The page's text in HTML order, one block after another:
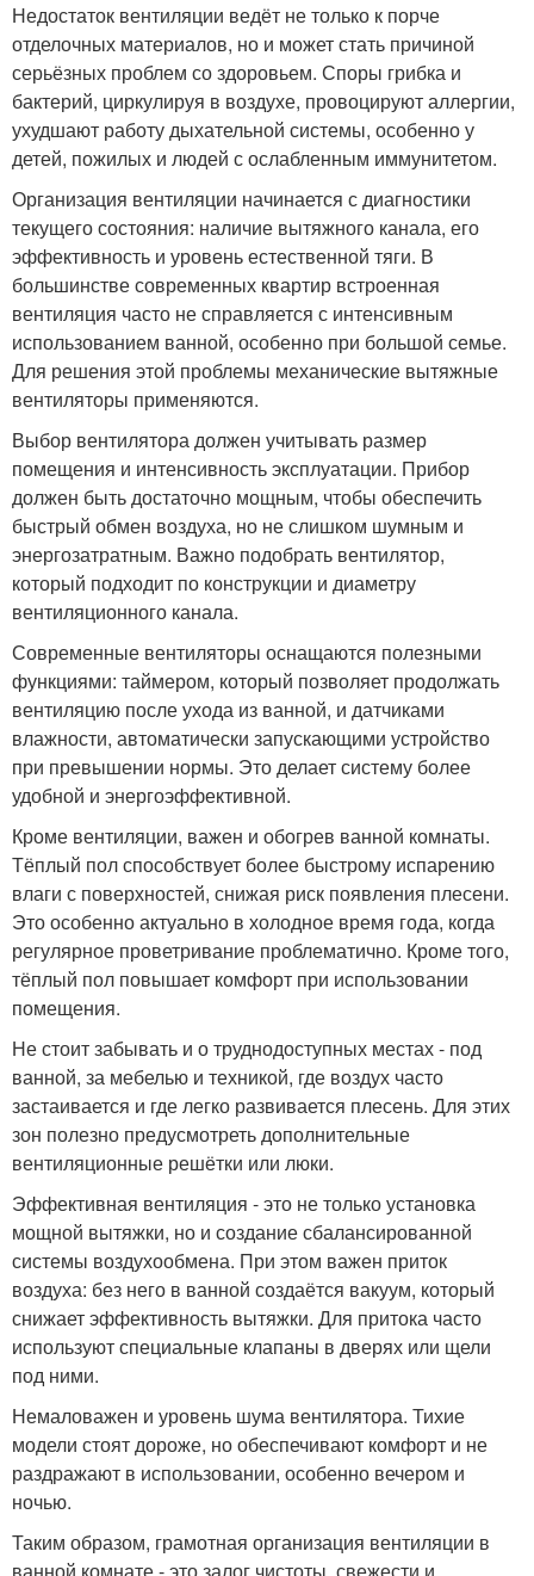
Недостаток вентиляции ведёт не только к порче
отделочных материалов, но и может стать причиной
серьёзных проблем со здоровьем. Споры грибка и
бактерий, циркулируя в воздухе, провоцируют аллергии,
ухудшают работу дыхательной системы, особенно у
детей, пожилых и людей с ослабленным иммунитетом.
Организация вентиляции начинается с диагностики
текущего состояния: наличие вытяжного канала, его
эффективность и уровень естественной тяги. В
большинстве современных квартир встроенная
вентиляция часто не справляется с интенсивным
использованием ванной, особенно при большой семье.
Для решения этой проблемы механические вытяжные
вентиляторы применяются.
Выбор вентилятора должен учитывать размер
помещения и интенсивность эксплуатации. Прибор
должен быть достаточно мощным, чтобы обеспечить
быстрый обмен воздуха, но не слишком шумным и
энергозатратным. Важно подобрать вентилятор,
который подходит по конструкции и диаметру
вентиляционного канала.
Современные вентиляторы оснащаются полезными
функциями: таймером, который позволяет продолжать
вентиляцию после ухода из ванной, и датчиками
влажности, автоматически запускающими устройство
при превышении нормы. Это делает систему более
удобной и энергоэффективной.
Кроме вентиляции, важен и обогрев ванной комнаты.
Тёплый пол способствует более быстрому испарению
влаги с поверхностей, снижая риск появления плесени.
Это особенно актуально в холодное время года, когда
регулярное проветривание проблематично. Кроме того,
тёплый пол повышает комфорт при использовании
помещения.
Не стоит забывать и о труднодоступных местах - под
ванной, за мебелью и техникой, где воздух часто
застаивается и где легко развивается плесень. Для этих
зон полезно предусмотреть дополнительные
вентиляционные решётки или люки.
Эффективная вентиляция - это не только установка
мощной вытяжки, но и создание сбалансированной
системы воздухообмена. При этом важен приток
воздуха: без него в ванной создаётся вакуум, который
снижает эффективность вытяжки. Для притока часто
используют специальные клапаны в дверях или щели
под ними.
Немаловажен и уровень шума вентилятора. Тихие
модели стоят дороже, но обеспечивают комфорт и не
раздражают в использовании, особенно вечером и
ночью.
Таким образом, грамотная организация вентиляции в